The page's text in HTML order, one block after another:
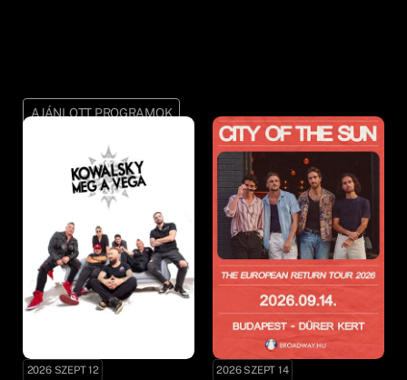
AJÁNLOTT PROGRAMOK
2026 SZEPT 12 2026 SZEPT 14